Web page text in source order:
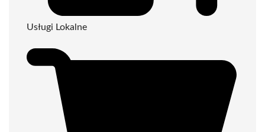
Usługi Lokalne